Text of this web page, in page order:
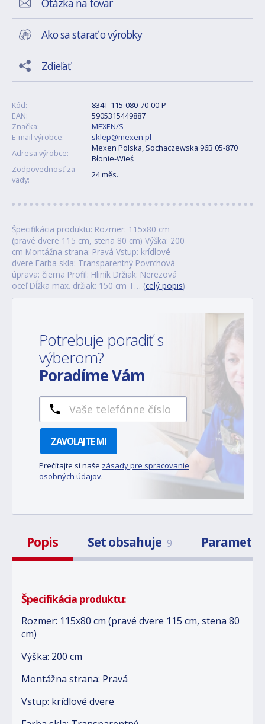
Ako sa starať o výrobky
Zdieľať
Kód:
834T-115-080-70-00-P
EAN:
5905315449887
Značka:
MEXEN/S
E-mail výrobce:
sklep@mexen.pl
Adresa výrobce:
Mexen Polska, Sochaczewska 96B 05-870
Błonie-Wieś
Zodpovednosť za
vady:
24 měs.
Špecifikácia produktu: Rozmer: 115x80 cm
(pravé dvere 115 cm, stena 80 cm) Výška: 200
cm Montážna strana: Pravá Vstup: krídlové
dvere Farba skla: Transparentný Povrchová
úprava: čierna Profil: Hliník Držiak: Nerezová
oceľ Dĺžka max. držiak: 150 cm T… (celý popis)
Potrebuje poradiť s
výberom?
Poradíme Vám
ZAVOLAJTE MI
Prečítajte si naše zásady pre spracovanie
osobných údajov.
Popis Set obsahuje 9 Parametre
Špecifikácia produktu:
Rozmer: 115x80 cm (pravé dvere 115 cm, stena 80
cm)
Výška: 200 cm
Montážna strana: Pravá
Vstup: krídlové dvere